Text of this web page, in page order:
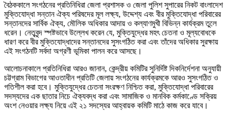
বৈঠককালে সংগঠনের প্রতিনিধিরা জেলা প্রশাসক ও জেলা পুলিশ সুপারের নিকট বাংলাদেশ
মুক্তিযোদ্ধা সন্তান ঐক্য পরিষদের মূল লক্ষ্য, উদ্দেশ্য এবং বীর মুক্তিযোদ্ধা পরিবারের
সন্তানদের সার্বিক ঐক্য, মৌলিক অধিকার আদায় ও কল্যাণমুখী বিভিন্ন কার্যক্রম তুলে
ধরেন। নেতৃবৃন্দ স্পষ্টভাবে উল্লেখ করেন যে, মুক্তিযুদ্ধের মহৎ চেতনা ও মূল্যবোধকে
ধারণ করে বীর মুক্তিযোদ্ধাদের সন্তানদের সুসংগঠিত করা এবং তাঁদের অধিকার সুরক্ষায়
এই সংগঠনটি সর্বদা অগ্রণী ভূমিকা পালন করে আসছে।
আলোচনাকালে প্রতিনিধিরা আরও জানান, কেন্দ্রীয় কমিটির সুনির্দিষ্ট দিকনির্দেশনা অনুযায়ী
চট্টগ্রাম বিভাগের আওতাধীন প্রতিটি জেলায় সংগঠনের কার্যক্রমকে আরও সুসংগঠিত ও
গতিশীল করা হবে। মুক্তিযুদ্ধের চেতনা সংরক্ষণ নিশ্চিত করা, মুক্তিযোদ্ধা পরিবারের
সদস্যদের এক ছাতার নিচে ঐক্যবদ্ধ করা এবং সামাজিক ও মানবিক কর্মকাণ্ডে সক্রিয়
অংশ নেওয়ার লক্ষ্য নিয়ে এই ২১ সদস্যের আহ্বায়ক কমিটি মাঠে কাজ করে যাবে।